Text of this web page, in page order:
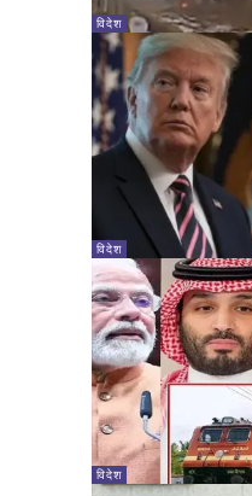
विदेश
विदेश
विदेश